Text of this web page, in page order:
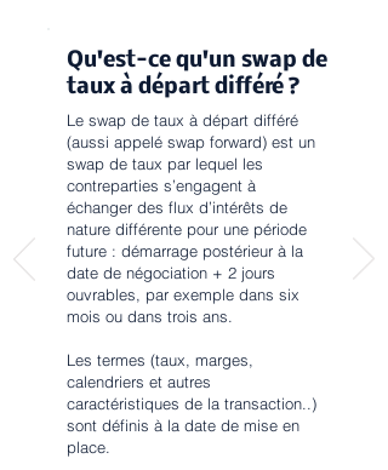
Qu'est-ce qu'un swap de
taux à départ différé ?
Le swap de taux à départ différé
(aussi appelé swap forward) est un
swap de taux par lequel les
contreparties s’engagent à
échanger des flux d’intérêts de
nature différente pour une période
future : démarrage postérieur à la
date de négociation + 2 jours
ouvrables, par exemple dans six
mois ou dans trois ans.
Les termes (taux, marges,
calendriers et autres
caractéristiques de la transaction..)
sont définis à la date de mise en
place.